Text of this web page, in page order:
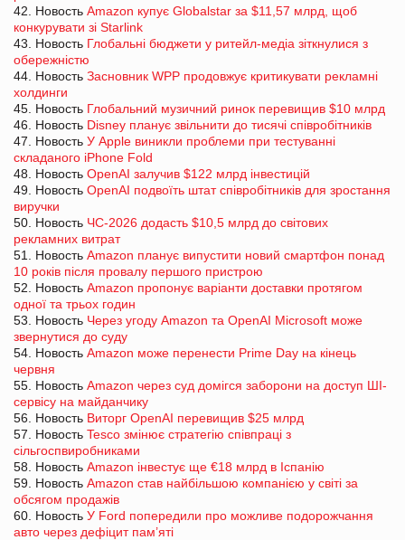
42. Новость Amazon купує Globalstar за $11,57 млрд, щоб
конкурувати зі Starlink
43. Новость Глобальні бюджети у ритейл-медіа зіткнулися з
обережністю
44. Новость Засновник WPP продовжує критикувати рекламні
холдинги
45. Новость Глобальний музичний ринок перевищив $10 млрд
46. Новость Disney планує звільнити до тисячі співробітників
47. Новость У Apple виникли проблеми при тестуванні
складаного iPhone Fold
48. Новость OpenAI залучив $122 млрд інвестицій
49. Новость OpenAI подвоїть штат співробітників для зростання
виручки
50. Новость ЧС-2026 додасть $10,5 млрд до світових
рекламних витрат
51. Новость Amazon планує випустити новий смартфон понад
10 років після провалу першого пристрою
52. Новость Amazon пропонує варіанти доставки протягом
одної та трьох годин
53. Новость Через угоду Amazon та OpenAI Microsoft може
звернутися до суду
54. Новость Amazon може перенести Prime Day на кінець
червня
55. Новость Amazon через суд домігся заборони на доступ ШІ-
сервісу на майданчику
56. Новость Виторг OpenAI перевищив $25 млрд
57. Новость Tesco змінює стратегію співпраці з
сільгоспвиробниками
58. Новость Amazon інвестує ще €18 млрд в Іспанію
59. Новость Amazon став найбільшою компанією у світі за
обсягом продажів
60. Новость У Ford попередили про можливе подорожчання
авто через дефіцит пам’яті